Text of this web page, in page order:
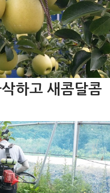
하고 새콤달콤